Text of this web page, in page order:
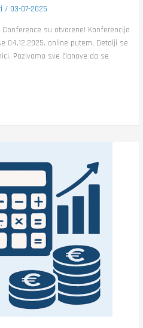
/ 03-07-2025
Conference su otvorene! Konferencija
04,12,2025. online putem. Detalji se
Pozivamo sve članove da se